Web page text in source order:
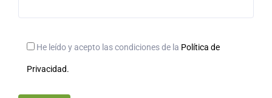
He leído y acepto las condiciones de la Política de
Privacidad.